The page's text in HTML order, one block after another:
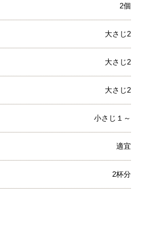
2個
大さじ2
大さじ2
大さじ2
小さじ１～
適宜
2杯分